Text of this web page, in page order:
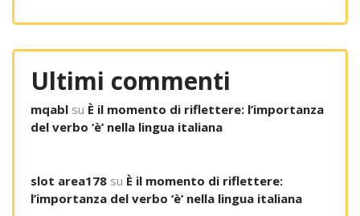
Ultimi commenti
mqabl su È il momento di riflettere: l’importanza
del verbo ‘è’ nella lingua italiana
slot area178 su È il momento di riflettere:
l’importanza del verbo ‘è’ nella lingua italiana